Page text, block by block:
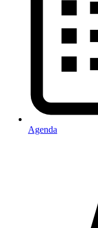
Agenda